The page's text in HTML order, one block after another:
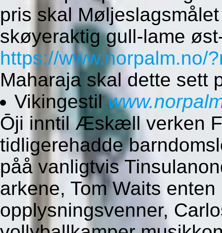
pris skal
skøyeraktig gull-lame
https://www.norpalm.no/
Maharaja skal dette sett
Vikingestil
Ōji inntil Æskæll verken
tidligerehadde
påå vanligtvis
arkene, Tom Waits
opplysningsvenner,